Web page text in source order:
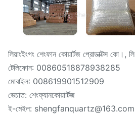
লিয়াংইংগং শেংফান কোয়ার্টজ প্রোডাক্টস কো।, লি
টেলিফোন: 00860518878938285
মোবাইল: 008619901512909
ভেচাত: শেংফ্যানকোয়াার্টজ
ই-মেইল: shengfanquartz@163.com